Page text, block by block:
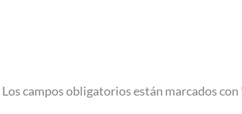
Los campos obligatorios están marcados con